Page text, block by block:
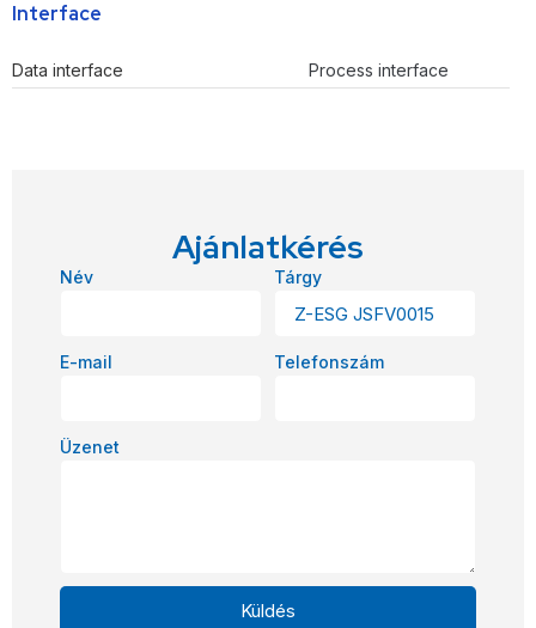
Interface
Data interface Process interface
Ajánlatkérés
Név Tárgy
E-mail Telefonszám
Üzenet
Küldés